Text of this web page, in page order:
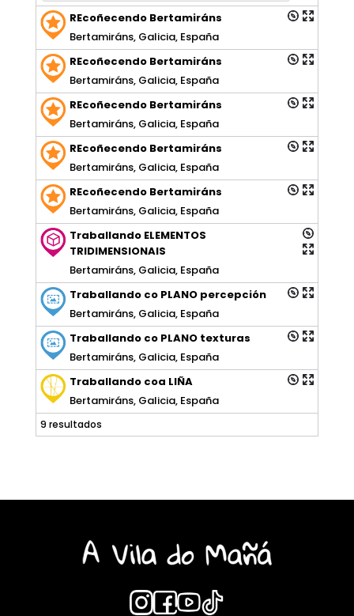
REcoñecendo Bertamiráns
Bertamiráns, Galicia, España
REcoñecendo Bertamiráns
Bertamiráns, Galicia, España
REcoñecendo Bertamiráns
Bertamiráns, Galicia, España
REcoñecendo Bertamiráns
Bertamiráns, Galicia, España
REcoñecendo Bertamiráns
Bertamiráns, Galicia, España
Traballando ELEMENTOS
TRIDIMENSIONAIS
Bertamiráns, Galicia, España
Traballando co PLANO percepción
Bertamiráns, Galicia, España
Traballando co PLANO texturas
Bertamiráns, Galicia, España
Traballando coa LIÑA
Bertamiráns, Galicia, España
9 resultados